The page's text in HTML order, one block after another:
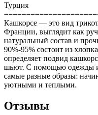
Турция
Кашкорсе — это вид
Франции, выглядит как
натуральный состав и
90%-95% состоит из
определяет подвид
шьют. С помощью одежды
самые разные образы:
уютными и теплыми.
Отзывы